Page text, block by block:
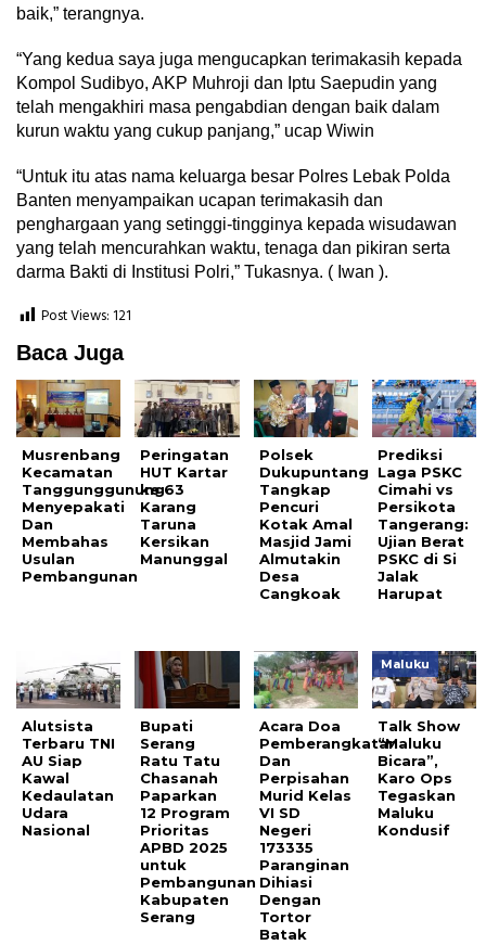
baik,” terangnya.
“Yang kedua saya juga mengucapkan terimakasih kepada
Kompol Sudibyo, AKP Muhroji dan Iptu Saepudin yang
telah mengakhiri masa pengabdian dengan baik dalam
kurun waktu yang cukup panjang,” ucap Wiwin
“Untuk itu atas nama keluarga besar Polres Lebak Polda
Banten menyampaikan ucapan terimakasih dan
penghargaan yang setinggi-tingginya kepada wisudawan
yang telah mencurahkan waktu, tenaga dan pikiran serta
darma Bakti di Institusi Polri,” Tukasnya. ( Iwan ).
Post Views: 121
Baca Juga
Musrenbang
Kecamatan
Tanggunggunung
Menyepakati
Dan
Membahas
Usulan
Pembangunan
Peringatan
HUT Kartar
ke 63
Karang
Taruna
Kersikan
Manunggal
Polsek
Dukupuntang
Tangkap
Pencuri
Kotak Amal
Masjid Jami
Almutakin
Desa
Cangkoak
Prediksi
Laga PSKC
Cimahi vs
Persikota
Tangerang:
Ujian Berat
PSKC di Si
Jalak
Harupat
Alutsista
Terbaru TNI
AU Siap
Kawal
Kedaulatan
Udara
Nasional
Bupati
Serang
Ratu Tatu
Chasanah
Paparkan
12 Program
Prioritas
APBD 2025
untuk
Pembangunan
Kabupaten
Serang
Acara Doa
Pemberangkatan
Dan
Perpisahan
Murid Kelas
VI SD
Negeri
173335
Paranginan
Dihiasi
Dengan
Tortor
Batak
Maluku
Talk Show
“Maluku
Bicara”,
Karo Ops
Tegaskan
Maluku
Kondusif